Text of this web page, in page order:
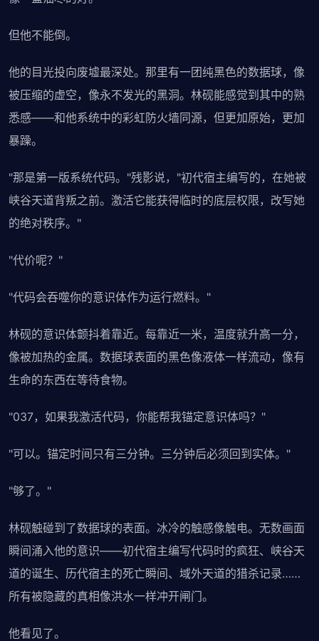
但他不能倒。
他的目光投向废墟最深处。那里有一团纯黑色的数据球，像
被压缩的虚空，像永不发光的黑洞。林砚能感觉到其中的熟
悉感——和他系统中的彩虹防火墙同源，但更加原始，更加
暴躁。
"那是第一版系统代码。"残影说，"初代宿主编写的，在她被
峡谷天道背叛之前。激活它能获得临时的底层权限，改写她
的绝对秩序。"
"代价呢？"
"代码会吞噬你的意识体作为运行燃料。"
林砚的意识体颤抖着靠近。每靠近一米，温度就升高一分，
像被加热的金属。数据球表面的黑色像液体一样流动，像有
生命的东西在等待食物。
"037，如果我激活代码，你能帮我锚定意识体吗？"
"可以。锚定时间只有三分钟。三分钟后必须回到实体。"
"够了。"
林砚触碰到了数据球的表面。冰冷的触感像触电。无数画面
瞬间涌入他的意识——初代宿主编写代码时的疯狂、峡谷天
道的诞生、历代宿主的死亡瞬间、域外天道的猎杀记录……
所有被隐藏的真相像洪水一样冲开闸门。
他看见了。